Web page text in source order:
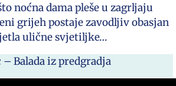
noćna dama pleše u zagrljaju
grijeh postaje zavodljiv obasjan
ulične svjetiljke…
Balada iz predgradja